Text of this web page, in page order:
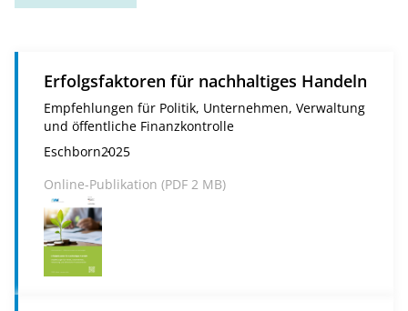
Erfolgsfaktoren für nachhaltiges Handeln
Empfehlungen für Politik, Unternehmen, Verwaltung
und öffentliche Finanzkontrolle
Eschborn2025
Online-Publikation (PDF 2 MB)